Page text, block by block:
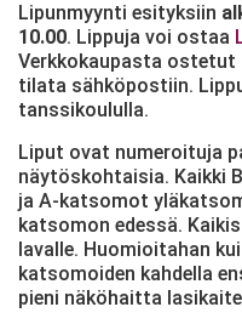
Lipunmyynti esityksiin
10.00. Lippuja voi ostaa
Verkkokaupasta
tilata sähköpostiin.
tanssikoululla.
Liput ovat numeroituja
näytöskohtaisia. Kaikki
ja A-katsomot
katsomon edessä.
lavalle. Huomioitahan
katsomoiden kahdella
pieni näköhaitta